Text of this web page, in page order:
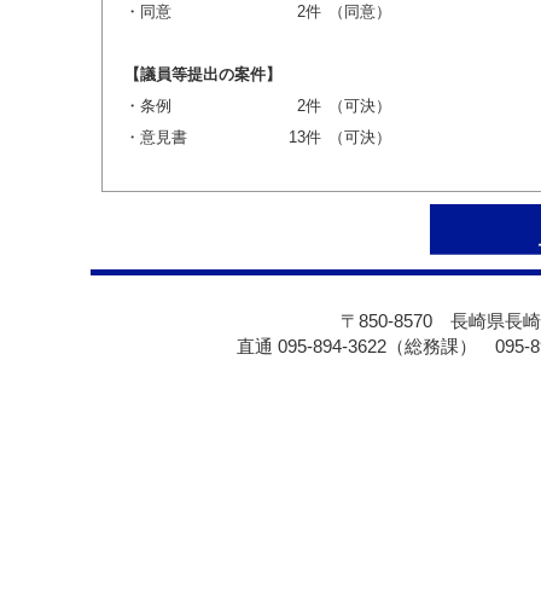
・同意
2件 （同意）
【議員等提出の案件】
・条例
2件
（可決）
・意見書
13件 （可決）
〒850-8570 長崎県長
直通 095-894-3622（総務課） 095-